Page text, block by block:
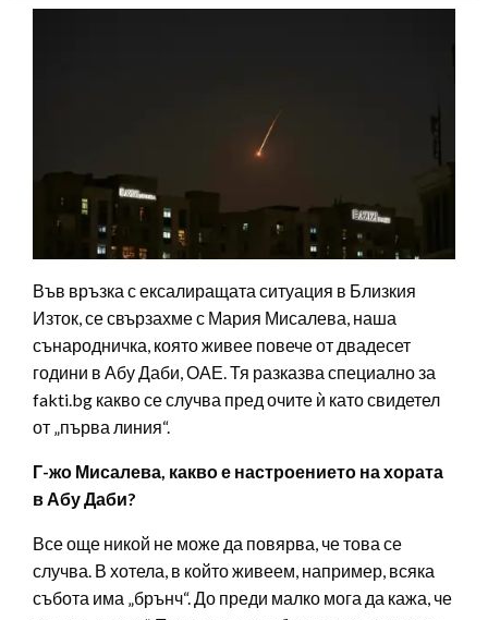
Във връзка с ексалиращата ситуация в Близкия
Изток, се свързахме с Мария Мисалева, наша
сънародничка, която живее повече от двадесет
години в Абу Даби, ОАЕ. Тя разказва специално за
fakti.bg какво се случва пред очите ѝ като свидетел
от „първа линия“.
Г-жо Мисалева, какво е настроението на хората
в Абу Даби?
Все още никой не може да повярва, че това се
случва. В хотела, в който живеем, например, всяка
събота има „брънч“. До преди малко мога да кажа, че